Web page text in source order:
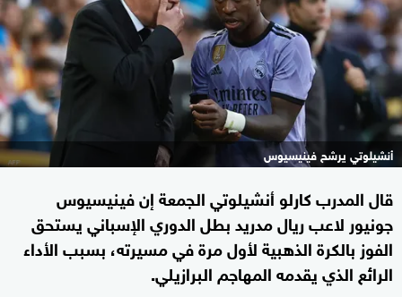
أنشيلوتي يرشح فينيسيوس
قال المدرب كارلو أنشيلوتي الجمعة إن فينيسيوس
جونيور لاعب ريال مدريد بطل الدوري الإسباني يستحق
الفوز بالكرة الذهبية لأول مرة في مسيرته، بسبب الأداء
الرائع الذي يقدمه المهاجم البرازيلي.